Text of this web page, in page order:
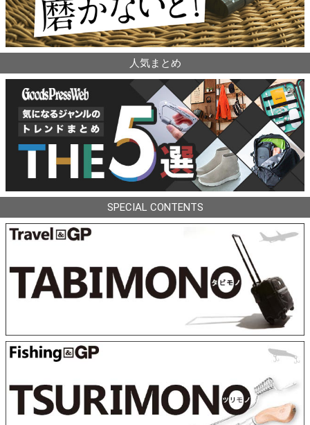
人気まとめ
SPECIAL CONTENTS